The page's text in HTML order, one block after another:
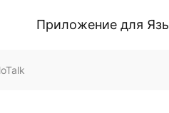
Приложение для